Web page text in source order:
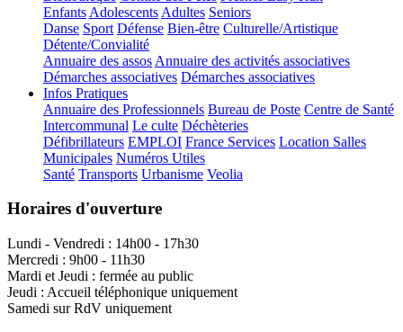
Enfants Adolescents Adultes Seniors
Danse Sport Défense Bien-être Culturelle/Artistique
Détente/Convialité
Annuaire des assos Annuaire des activités associatives
Démarches associatives Démarches associatives
Infos Pratiques
Annuaire des Professionnels Bureau de Poste Centre de Santé
Intercommunal Le culte Déchèteries
Défibrillateurs EMPLOI France Services Location Salles
Municipales Numéros Utiles
Santé Transports Urbanisme Veolia
Horaires d'ouverture
Lundi - Vendredi : 14h00 - 17h30
Mercredi : 9h00 - 11h30
Mardi et Jeudi : fermée au public
Jeudi : Accueil téléphonique uniquement
Samedi sur RdV uniquement